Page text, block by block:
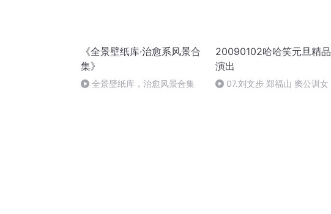
《全景壁纸库·治愈系风景合
集》
全景壁纸库，治愈风景合集
20090102哈哈笑元旦精品
演出
07.刘文步 郑福山 窦公训女